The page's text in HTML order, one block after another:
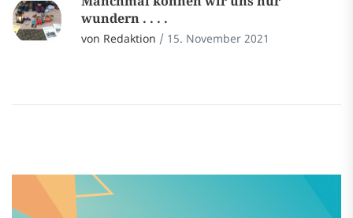
wundern . . . .
von Redaktion / 15. November 2021